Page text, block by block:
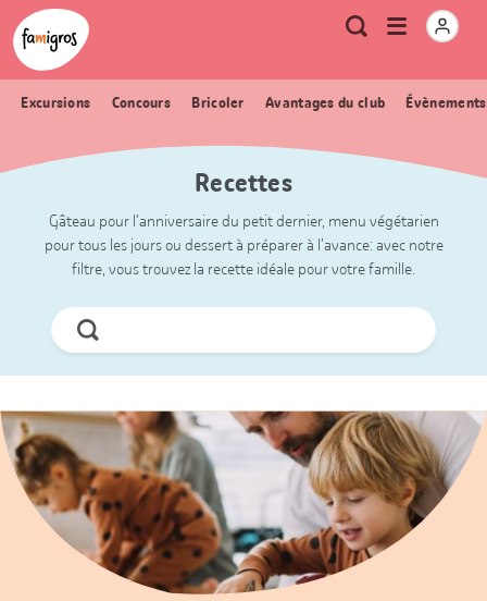
Signets
de
navigation
Header
Logo Métanavigation
RechercheOuvrir
Excursions Concours Bricoler Avantages du club
Recettes
Gâteau pour l’anniversaire du petit dernier, menu végétarien
pour tous les jours ou dessert à préparer à l’avance: avec notre
filtre, vous trouvez la recette idéale pour votre famille.
Chercher